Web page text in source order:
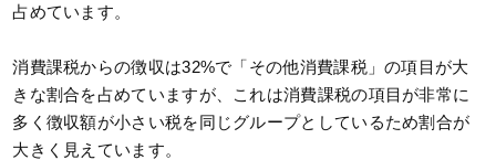
占めています。
消費課税からの徴収は32%で「その他消費課税」の項目が大
きな割合を占めていますが、これは消費課税の項目が非常に
多く徴収額が小さい税を同じグループとしているため割合が
大きく見えています。